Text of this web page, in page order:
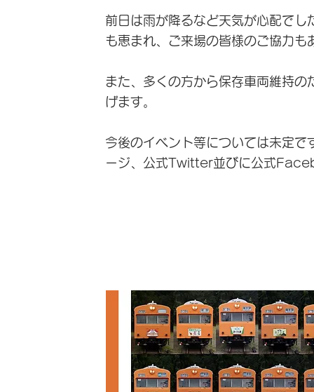
前日は雨が降るなど天気が心配で
も恵まれ、ご来場の皆様のご協力
また、多くの方から保存車両維持
げます。​
今後のイベント等については未定
ージ、公式Twitter並びに公式